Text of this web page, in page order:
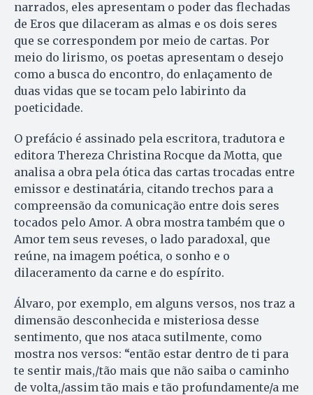
narrados, eles apresentam o poder das flechadas
de Eros que dilaceram as almas e os dois seres
que se correspondem por meio de cartas. Por
meio do lirismo, os poetas apresentam o desejo
como a busca do encontro, do enlaçamento de
duas vidas que se tocam pelo labirinto da
poeticidade.
O prefácio é assinado pela escritora, tradutora e
editora Thereza Christina Rocque da Motta, que
analisa a obra pela ótica das cartas trocadas entre
emissor e destinatária, citando trechos para a
compreensão da comunicação entre dois seres
tocados pelo Amor. A obra mostra também que o
Amor tem seus reveses, o lado paradoxal, que
reúne, na imagem poética, o sonho e o
dilaceramento da carne e do espírito.
Álvaro, por exemplo, em alguns versos, nos traz a
dimensão desconhecida e misteriosa desse
sentimento, que nos ataca sutilmente, como
mostra nos versos: “então estar dentro de ti para
te sentir mais,/tão mais que não saiba o caminho
de volta,/assim tão mais e tão profundamente/a me